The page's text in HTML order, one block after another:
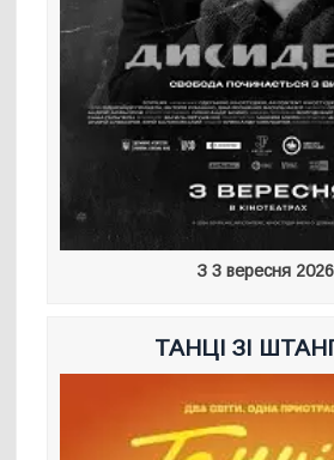
З 3 вересня 2026
ТАНЦІ ЗІ